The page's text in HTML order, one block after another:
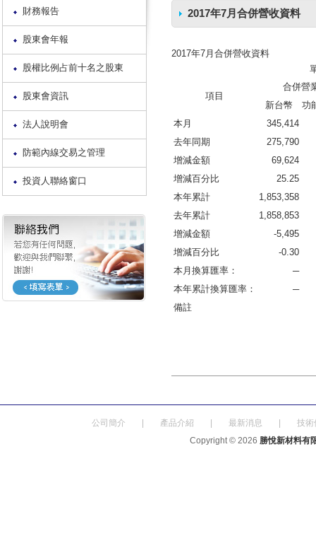
財務報告
股東會年報
股權比例占前十名之股東
股東會資訊
法人說明會
防範內線交易之管理
投資人聯絡窗口
2017年7月合併營收資料
2017年7月合併營收資料
單位：新台
項目
合併營
新台幣
功
本月
345,414
去年同期
275,790
增減金額
69,624
增減百分比
25.25
本年累計
1,853,358
去年累計
1,858,853
增減金額
-5,495
增減百分比
-0.30
本月換算匯率：
─
本年累計換算匯率：
─
備註
公司簡介 產品介紹 最新消息 |技術
Copyright © 2026 勝悅新材料有